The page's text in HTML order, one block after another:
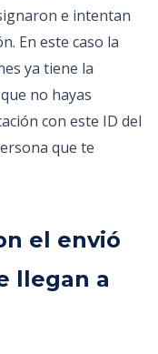
e intentan
En este caso la
ya tiene la
no hayas
con este ID del
que te
el envió
llegan a